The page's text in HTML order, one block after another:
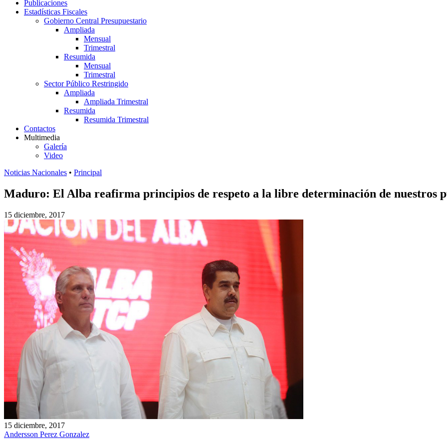
Publicaciones
Estadísticas Fiscales
Gobierno Central Presupuestario
Ampliada
Mensual
Trimestral
Resumida
Mensual
Trimestral
Sector Público Restringido
Ampliada
Ampliada Trimestral
Resumida
Resumida Trimestral
Contactos
Multimedia
Galería
Video
Noticias Nacionales • Principal
Maduro: El Alba reafirma principios de respeto a la libre determinación de nuestros
15 diciembre, 2017
15 diciembre, 2017
Andersson Perez Gonzalez